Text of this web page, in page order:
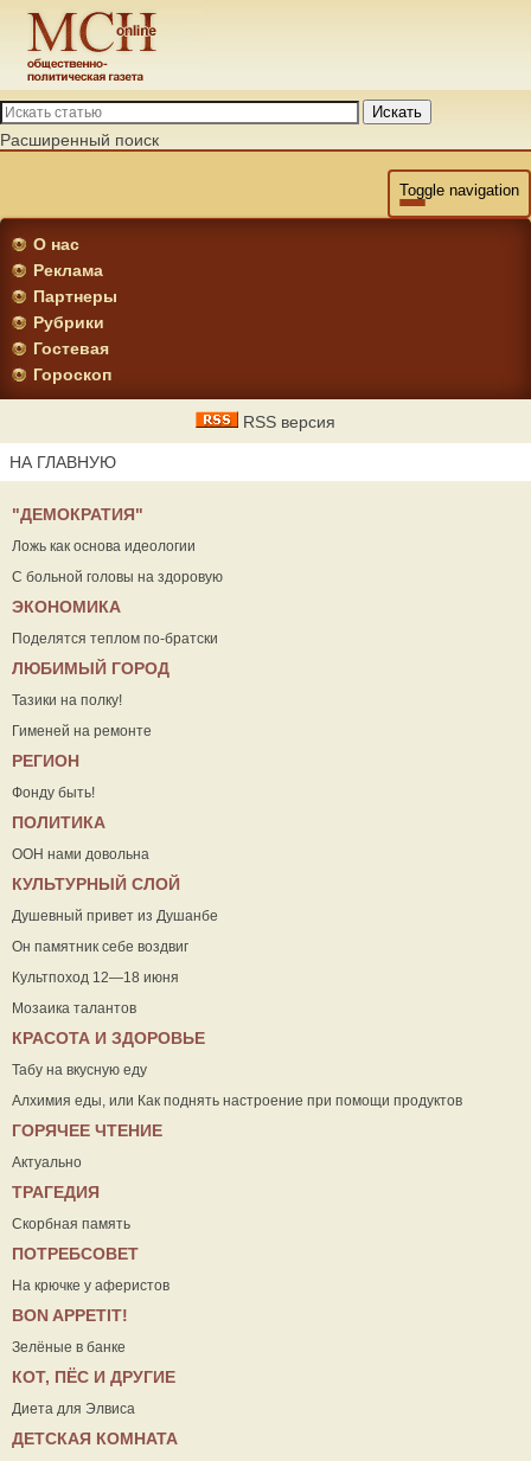
Искать
Расширенный поиск
Toggle navigation
О нас
Реклама
Партнеры
Рубрики
Гостевая
Гороскоп
RSS версия
НА ГЛАВНУЮ
"ДЕМОКРАТИЯ"
Ложь как основа идеологии
С больной головы на здоровую
ЭКОНОМИКА
Поделятся теплом по-братски
ЛЮБИМЫЙ ГОРОД
Тазики на полку!
Гименей на ремонте
РЕГИОН
Фонду быть!
ПОЛИТИКА
ООН нами довольна
КУЛЬТУРНЫЙ СЛОЙ
Душевный привет из Душанбе
Он памятник себе воздвиг
Культпоход 12—18 июня
Мозаика талантов
КРАСОТА И ЗДОРОВЬЕ
Табу на вкусную еду
Алхимия еды, или Как поднять настроение при помощи продуктов
ГОРЯЧЕЕ ЧТЕНИЕ
Актуально
ТРАГЕДИЯ
Скорбная память
ПОТРЕБСОВЕТ
На крючке у аферистов
ВON APPETIT!
Зелёные в банке
КОТ, ПЁС И ДРУГИЕ
Диета для Элвиса
ДЕТСКАЯ КОМНАТА